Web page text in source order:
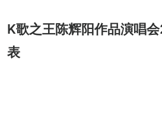
K歌之王陈辉阳作品演唱
表